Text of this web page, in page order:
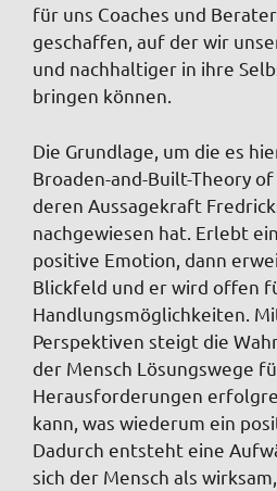
für uns Coaches und
geschaffen, auf der wir
und nachhaltiger in ihre
bringen können.
Die Grundlage, um die es
Broaden-and-Built-Theory
deren Aussagekraft
nachgewiesen hat. Erlebt
positive Emotion, dann
Blickfeld und er wird offen
Handlungsmöglichkeiten.
Perspektiven steigt die
der Mensch Lösungswege
Herausforderungen
kann, was wiederum ein
Dadurch entsteht eine
sich der Mensch als